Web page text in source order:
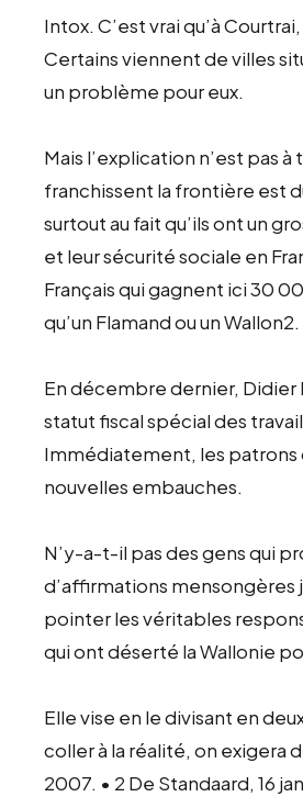
Intox. C’est vrai qu’à
Certains viennent de villes
un problème pour eux.
Mais l’explication n’est pas
franchissent la frontière est
surtout au fait qu’ils ont un
et leur sécurité sociale en
Français qui gagnent ici 30
qu’un Flamand ou un Wallon2.
En décembre dernier, Didier
statut fiscal spécial des
Immédiatement, les patrons
nouvelles embauches.
N’y-a-t-il pas des gens qui
d’affirmations mensongères
pointer les véritables
qui ont déserté la Wallonie
Elle vise en le divisant en
coller à la réalité, on exigera
2007. • 2 De Standaard, 16